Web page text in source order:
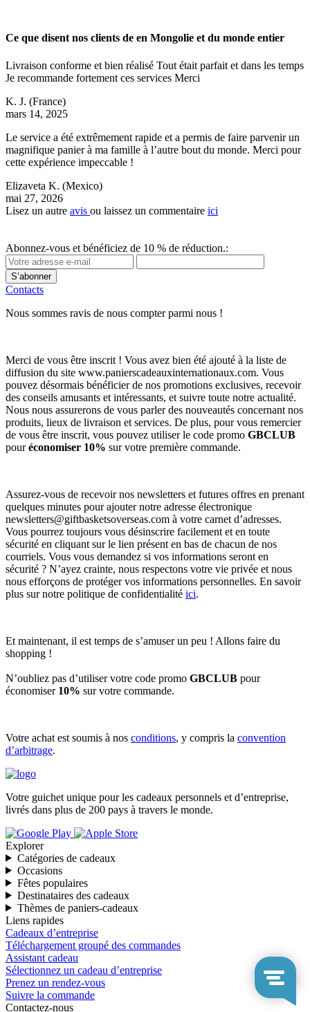
Ce que disent nos clients de en Mongolie et du monde entier
Livraison conforme et bien réalisé Tout était parfait et dans les temps
Je recommande fortement ces services Merci
K. J. (France)
mars 14, 2025
Le service a été extrêmement rapide et a permis de faire parvenir un
magnifique panier à ma famille à l’autre bout du monde. Merci pour
cette expérience impeccable !
Elizaveta K. (Mexico)
mai 27, 2026
Lisez un autre avis ou laissez un commentaire ici
Abonnez-vous et bénéficiez de 10 % de réduction.:
S’abonner
Contacts
Nous sommes ravis de nous compter parmi nous !
Merci de vous être inscrit ! Vous avez bien été ajouté à la liste de
diffusion du site www.panierscadeauxinternationaux.com. Vous
pouvez désormais bénéficier de nos promotions exclusives, recevoir
des conseils amusants et intéressants, et suivre toute notre actualité.
Nous nous assurerons de vous parler des nouveautés concernant nos
produits, lieux de livraison et services. De plus, pour vous remercier
de vous être inscrit, vous pouvez utiliser le code promo GBCLUB
pouréconomiser 10% sur votre première commande.
Assurez-vous de recevoir nos newsletters et futures offres en prenant
quelques minutes pour ajouter notre adresse électronique
newsletters@giftbasketsoverseas.com à votre carnet d’adresses.
Vous pourrez toujours vous désinscrire facilement et en toute
sécurité en cliquant sur le lien présent en bas de chacun de nos
courriels. Vous vous demandez si vos informations seront en
sécurité ? N’ayez crainte, nous respectons votre vie privée et nous
nous efforçons de protéger vos informations personnelles. En savoir
plus sur notre politique de confidentialité ici.
Et maintenant, il est temps de s’amuser un peu ! Allons faire du
shopping !
N’oubliez pas d’utiliser votre code promo GBCLUB pour
économiser 10% sur votre commande.
Votre achat est soumis à nos conditions, y compris la convention
d’arbitrage.
Votre guichet unique pour les cadeaux personnels et d’entreprise,
livrés dans plus de 200 pays à travers le monde.
Explorer
Catégories de cadeaux
Occasions
Fêtes populaires
Destinataires des cadeaux
Thèmes de paniers-cadeaux
Liens rapides
Cadeaux d’entreprise
Téléchargement groupé des commandes
Assistant cadeau
Sélectionnez un cadeau d’entreprise
Prenez un rendez-vous
Suivre la commande
Contactez-nous